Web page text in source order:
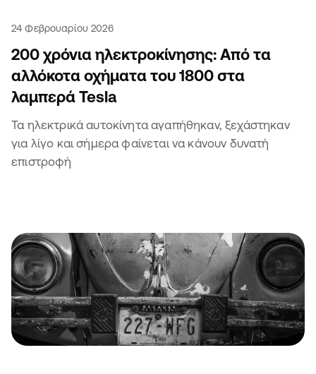
24 Φεβρουαρίου 2026
200 χρόνια ηλεκτροκίνησης: Από τα
αλλόκοτα οχήματα του 1800 στα
λαμπερά Tesla
Τα ηλεκτρικά αυτοκίνητα αγαπήθηκαν, ξεχάστηκαν
για λίγο και σήμερα φαίνεται να κάνουν δυνατή
επιστροφή